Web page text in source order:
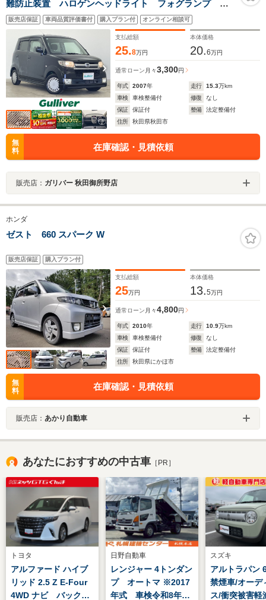
難防止装置 ハロゲンヘッドライト フォグランプ リ
モコンキー
販売店保証 車両品質評価書付 購入プラン付 オンライン相談可
支払総額
25.8万円
本体価格
20.6万円
通常ローン 月々3,300円
年式 2007年 走行 15.3万km
車検
車検整備付 修復
なし
保証
保証付 整備
法定整備付
住所
秋田県秋田市
無
料
在庫確認・見積依頼
販売店： ガリバー 秋田御所野店
ホンダ
ゼスト 660 スパーク W
販売店保証 購入プラン付
支払総額
25万円
本体価格
13.5万円
通常ローン 月々4,800円
年式 2010年 走行 10.9万km
車検
車検整備付 修復
なし
保証
保証付 整備
法定整備付
住所
秋田県にかほ市
無
料
在庫確認・見積依頼
販売店： あかり自動車
あなたにおすすめの中古車 ［PR］
トヨタ
アルファード ハイブ
リッド 2.5 Z E-Four
4WD ナビ バックカ
日野自動車
レンジャー 4トンダン
プ オートマ ※2017
年式 車検令和8年10
スズキ
アルトラパン
禁煙車/オーデ
ス/衝突被害軽